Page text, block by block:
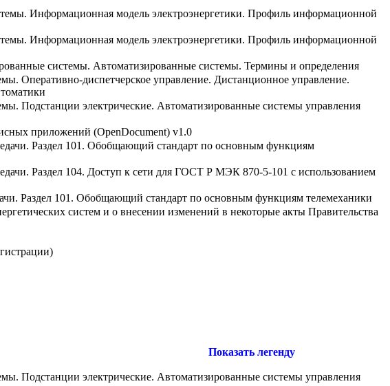
Информационная модель электроэнергетики. Профиль информационной
Информационная модель электроэнергетики. Профиль информационной
системы. Автоматизированные системы. Термины и определения
Оперативно-диспетчерское управление. Дистанционное управление.
Подстанции электрические. Автоматизированные системы управления
приложений (OpenDocument) v1.0
Раздел 101. Обобщающий стандарт по основным функциям
Раздел 104. Доступ к сети для ГОСТ Р МЭК 870-5-101 с использованием
Раздел 101. Обобщающий стандарт по основным функциям телемеханики
систем и о внесении изменений в некоторые акты Правительства
Показать легенду
Подстанции электрические. Автоматизированные системы управления